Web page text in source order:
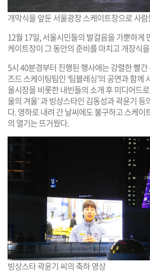
개막식을 앞둔 서울광장 스케이트장으로 사
12월 17일, 서울시민들의 발걸음을 가뿐하게
케이트장이 그 동안의 준비를 마치고 개장식
5시 40분경부터 진행된 행사에는 강렬한 빨
즈드 스케이팅팀인 ‘팀블레싱’의 공연과 함께
울시장을 비롯한 내빈들의 소개 후 미디어드
울의 겨울’ 과 빙상스타인 김동성과 곽윤기 등
다. 영하로 내려 간 날씨에도 불구하고 스케이
의 열기는 뜨거웠다.
빙상스타 곽윤기 씨의 축하 영상